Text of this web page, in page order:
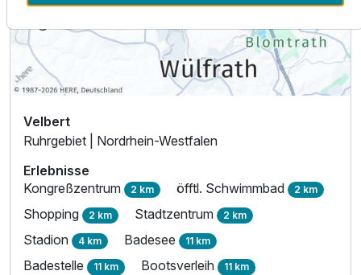
Ausstattung
Velbert
Ruhrgebiet | Nordrhein-Westfalen
Erlebnisse
Kongreßzentrum 2 km öfftl. Schwimmbad 2 km
Shopping 2 km Stadtzentrum 2 km
Stadion 4 km Badesee 11 km
Badestelle 11 km Bootsverleih 11 km